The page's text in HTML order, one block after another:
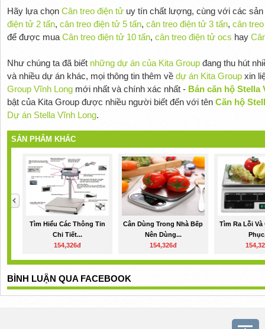
Hãy lựa chọn Cân treo điện tửuy tín chất lượng, cùng với các
điện tử 2 tấn, cân treo điện tử 5 tấn, cân treo điện tử 3 tấn, cân
để được mua Cân treo điện tử 10 tấn, cân treo điện tử ocs hay
Như chúng ta đã biết những dự án của Kita Groupđang thu hút
và nhiều dự án khác, mọi thông tin thêm về dự án Kita Groupxin
Group Vĩnh Longmới nhất và chính xác nhất - Bán căn hộ Stella
bật của Kita Group được nhiều người biết đến với tên Căn hộ
Dự án Stella Vĩnh Long.
SẢN PHẨM KHÁC
Tìm Hiểu Các Thông Tin
Chi Tiết...
154,326đ
Cân Dùng Trong Nhà Bếp
Nên Dùng...
154,326đ
Tìm Ra Lỗi Và
BÌNH LUẬN QUA FACEBOOK